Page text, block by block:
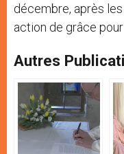
décembre, après
action de grâce
Autres